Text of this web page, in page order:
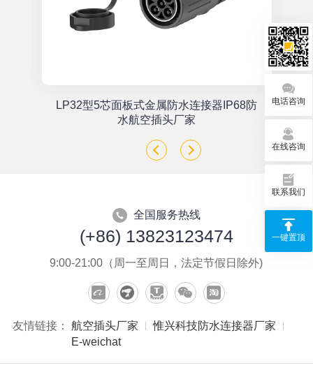
LP32型5芯面板式金属防水连接器IP68防
水航空插头厂家
全国服务热线
(+86) 13823123474
9:00-21:00（周一至周日，法定节假日除外)
友情链接： 航空插头厂家
惟兴科技防水连接器厂家
E-weichat
电话咨询
在线咨询
联系我们
一键置顶